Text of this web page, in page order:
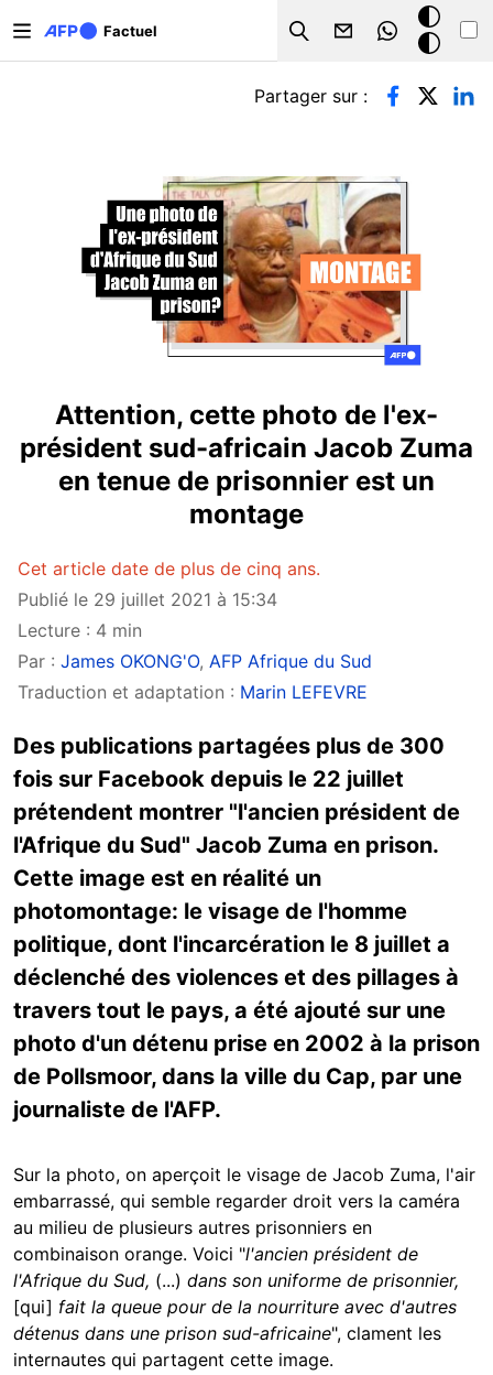
Factuel
Search
Mode
sombre
Onglets principaux
Partager sur :
Attention, cette photo de l'ex-
président sud-africain Jacob Zuma
en tenue de prisonnier est un
montage
Cet article date de plus de cinq ans.
Publié le 29 juillet 2021 à 15:34
Lecture : 4 min
Par : James OKONG'O, AFP Afrique du Sud
Traduction et adaptation : Marin LEFEVRE
Des publications partagées plus de 300
fois sur Facebook depuis le 22 juillet
prétendent montrer "l'ancien président de
l'Afrique du Sud" Jacob Zuma en prison.
Cette image est en réalité un
photomontage: le visage de l'homme
politique, dont l'incarcération le 8 juillet a
déclenché des violences et des pillages à
travers tout le pays, a été ajouté sur une
photo d'un détenu prise en 2002 à la prison
de Pollsmoor, dans la ville du Cap, par une
journaliste de l'AFP.
Sur la photo, on aperçoit le visage de Jacob Zuma, l'air
embarrassé, qui semble regarder droit vers la caméra
au milieu de plusieurs autres prisonniers en
combinaison orange. Voici "l'ancien président de
l'Afrique du Sud, (...) dans son uniforme de prisonnier,
[qui] fait la queue pour de la nourriture avec d'autres
détenus dans une prison sud-africaine", clament les
internautes qui partagent cette image.